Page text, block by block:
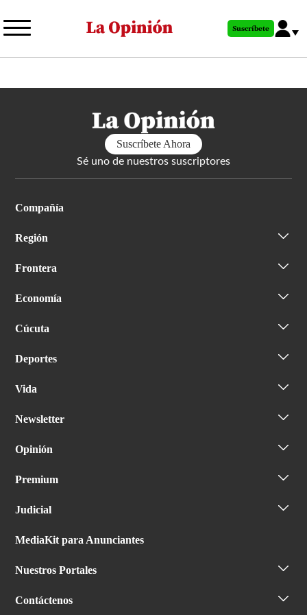
al
principal
Suscríbete
Suscríbete Ahora
Sé uno de nuestros suscriptores
Compañía
Región
Frontera
Economía
Cúcuta
Deportes
Vida
Newsletter
Opinión
Premium
Judicial
MediaKit para Anunciantes
Nuestros Portales
Contáctenos